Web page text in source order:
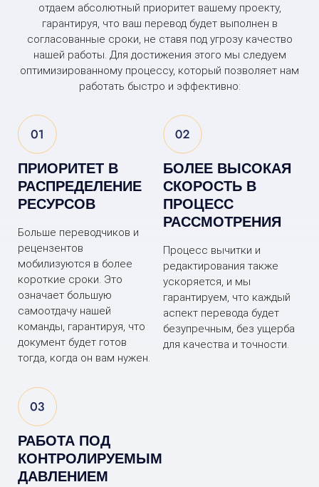
отдаем абсолютный приоритет вашему проекту,
гарантируя, что ваш перевод будет выполнен в
согласованные сроки, не ставя под угрозу качество
нашей работы. Для достижения этого мы следуем
оптимизированному процессу, который позволяет нам
работать быстро и эффективно:
ПРИОРИТЕТ В
РАСПРЕДЕЛЕНИЕ
РЕСУРСОВ
Больше переводчиков и
рецензентов
мобилизуются в более
короткие сроки. Это
означает большую
самоотдачу нашей
команды, гарантируя, что
документ будет готов
тогда, когда он вам нужен.
БОЛЕЕ ВЫСОКАЯ
СКОРОСТЬ В
ПРОЦЕСС
РАССМОТРЕНИЯ
Процесс вычитки и
редактирования также
ускоряется, и мы
гарантируем, что каждый
аспект перевода будет
безупречным, без ущерба
для качества и точности.
РАБОТА ПОД
КОНТРОЛИРУЕМЫМ
ДАВЛЕНИЕМ